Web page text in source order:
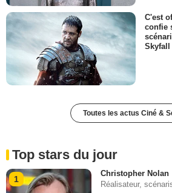
C'est
confie
Skyfall
Toutes les actus Ciné &
Top stars du jour
1
Christopher Nolan
Réalisateur,